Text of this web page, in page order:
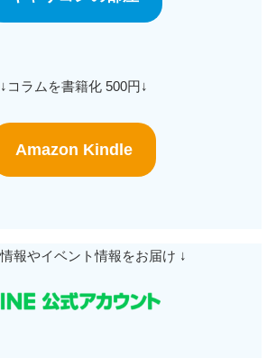
↓コラムを書籍化 500円↓
Amazon Kindle
報やイベント情報をお届け ↓